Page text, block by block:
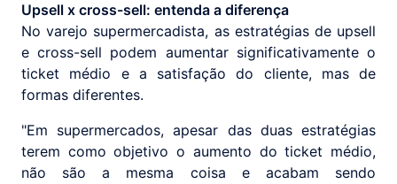
Upsell x cross-sell: entenda a diferença
No varejo supermercadista, as estratégias de upsell
e cross-sell podem aumentar significativamente o
ticket médio e a satisfação do cliente, mas de
formas diferentes.
"Em supermercados, apesar das duas estratégias
terem como objetivo o aumento do ticket médio,
não são a mesma coisa e acabam sendo